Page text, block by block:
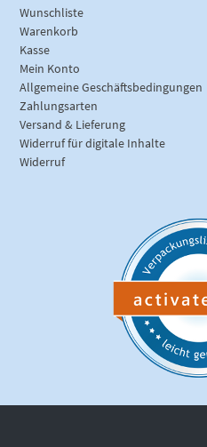
Wunschliste
Warenkorb
Kasse
Mein Konto
Allgemeine Geschäftsbedingungen
Zahlungsarten
Versand & Lieferung
Widerruf für digitale Inhalte
Widerruf